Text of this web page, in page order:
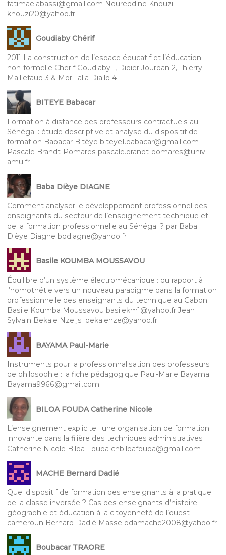
fatimaelabassi@gmail.com Noureddine Knouzi
knouzi20@yahoo.fr
Goudiaby Chérif
2011 La construction de l’espace éducatif et l’éducation
non-formelle Cherif Goudiaby 1, Didier Jourdan 2, Thierry
Maillefaud 3 & Mor Talla Diallo 4
BITEYE Babacar
Formation à distance des professeurs contractuels au
Sénégal : étude descriptive et analyse du dispositif de
formation Babacar Bitèye biteye1.babacar@gmail.com
Pascale Brandt-Pomares pascale.brandt-pomares@univ-
amu.fr
Baba Dièye DIAGNE
Comment analyser le développement professionnel des
enseignants du secteur de l’enseignement technique et
de la formation professionnelle au Sénégal ? par Baba
Dièye Diagne bddiagne@yahoo.fr
Basile KOUMBA MOUSSAVOU
Équilibre d’un système électromécanique : du rapport à
l’homothétie vers un nouveau paradigme dans la formation
professionnelle des enseignants du technique au Gabon
Basile Koumba Moussavou basilekm1@yahoo.fr Jean
Sylvain Bekale Nze js_bekalenze@yahoo.fr
BAYAMA Paul-Marie
Instruments pour la professionnalisation des professeurs
de philosophie : la fiche pédagogique Paul-Marie Bayama
Bayama9966@gmail.com
BILOA FOUDA Catherine Nicole
L’enseignement explicite : une organisation de formation
innovante dans la filière des techniques administratives
Catherine Nicole Biloa Fouda cnbiloafouda@gmail.com
MACHE Bernard Dadié
Quel dispositif de formation des enseignants à la pratique
de la classe inversée ? Cas des enseignants d’histoire-
géographie et éducation à la citoyenneté de l’ouest-
cameroun Bernard Dadié Masse bdamache2008@yahoo.fr
Boubacar TRAORE